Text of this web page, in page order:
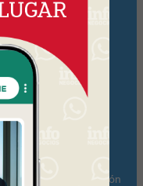
Haedo
Actualizar información